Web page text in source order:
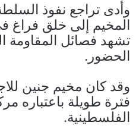
وأدى تراجع نفوذ
المخيم إلى خلق
تشهد فصائل المقاومة
الحضور.
وقد كان مخيم جنين
فترة طويلة باعتباره
الفلسطينية.